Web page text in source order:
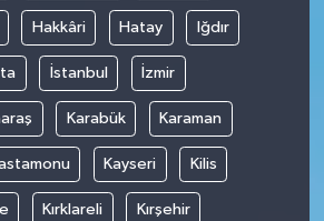
Hakkâri Hatay Iğdır
İstanbul İzmir
Karabük Karaman
Kayseri Kilis
Kırklareli Kırşehir